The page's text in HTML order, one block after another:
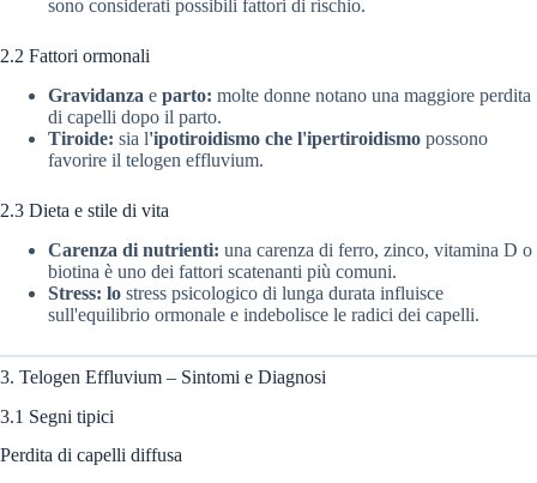
sono considerati possibili fattori di rischio.
2.2 Fattori ormonali
Gravidanza e parto: molte donne notano una maggiore perdita
di capelli dopo il parto.
Tiroide: sia l'ipotiroidismo che l'ipertiroidismo possono
favorire il telogen effluvium.
2.3 Dieta e stile di vita
Carenza di nutrienti: una carenza di ferro, zinco, vitamina D o
biotina è uno dei fattori scatenanti più comuni.
Stress: lo stress psicologico di lunga durata influisce
sull'equilibrio ormonale e indebolisce le radici dei capelli.
3. Telogen Effluvium – Sintomi e Diagnosi
3.1 Segni tipici
Perdita di capelli diffusa